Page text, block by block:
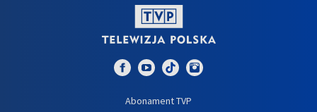
Abonament TVP